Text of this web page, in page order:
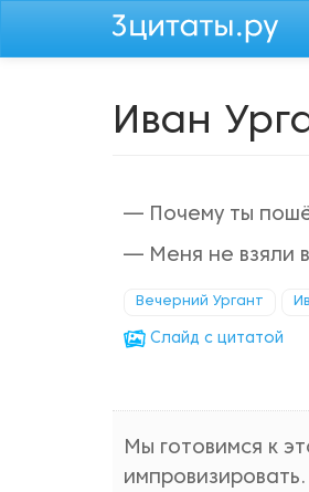
Иван
— Почему ты
— Меня не взяли
Вечерний Ургант
Cлайд с цитатой
Мы готовимся к
импровизировать.